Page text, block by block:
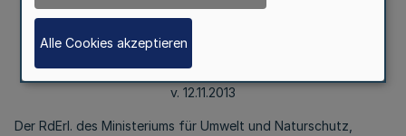
RdErl. des Ministeriums für Klimaschutz, Umwelt,
Landwirtschaft, Natur- und Verbraucherschutz – II A 4 -
72.40.42
v. 12.11.2013
Der RdErl. des Ministeriums für Umwelt und Naturschutz,
Alle Cookies akzeptieren